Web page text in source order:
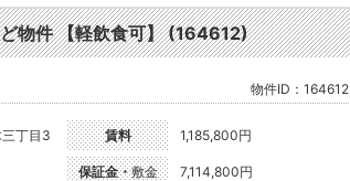
物件 【軽飲食可】 (164612)
物件ID：164612
丁目3
賃料 1,185,800円
保証金・敷金 7,114,800円